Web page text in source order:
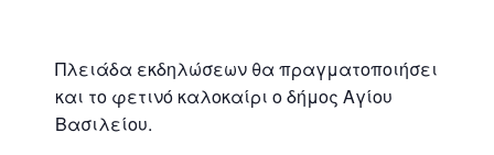
Πλειάδα εκδηλώσεων θα πραγματοποιήσει
και το φετινό καλοκαίρι ο δήμος Αγίου
Βασιλείου.